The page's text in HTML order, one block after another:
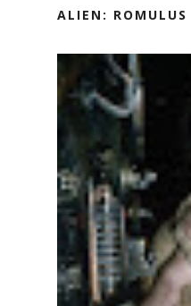
ALIEN: ROMULUS